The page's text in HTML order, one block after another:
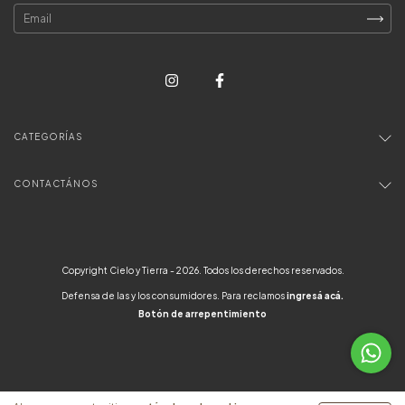
CATEGORÍAS
CONTACTÁNOS
Copyright Cielo y Tierra - 2026. Todos los derechos reservados.
Defensa de las y los consumidores. Para reclamosingresá acá.
Botón de arrepentimiento